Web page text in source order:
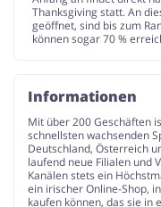
Thanksgiving statt. An
geöffnet, sind bis zum
können sogar 70 %
Informationen
Mit über 200 Geschäften
schnellsten wachsenden
Deutschland, Österreich
laufend neue Filialen und
Kanälen stets ein
ein irischer Online-Shop,
kaufen können, das sie in